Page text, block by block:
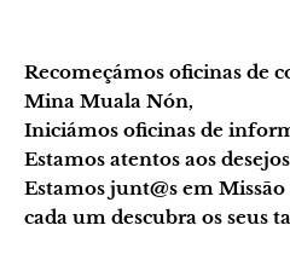
Recomeçámos oficinas de
Mina Muala Nón,
Iniciámos oficinas de
Estamos atentos aos
Estamos junt@s em
cada um descubra os seus